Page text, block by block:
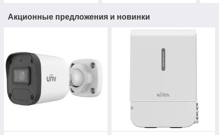
Акционные предложения и новинки